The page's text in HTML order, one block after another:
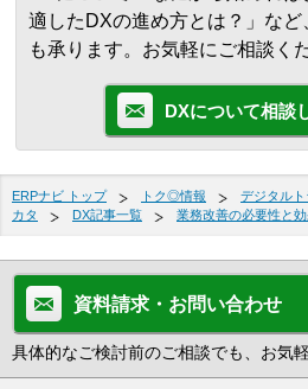
適したDXの進め方とは？」な
も承ります。お気軽にご相談く
DXについて相談
ERPナビ トップ トク◎情報
デジタルト
カタ
DX記事一覧 業務改善の必要性と効
資料請求・お問い合わせ
具体的なご検討前のご相談でも、お気